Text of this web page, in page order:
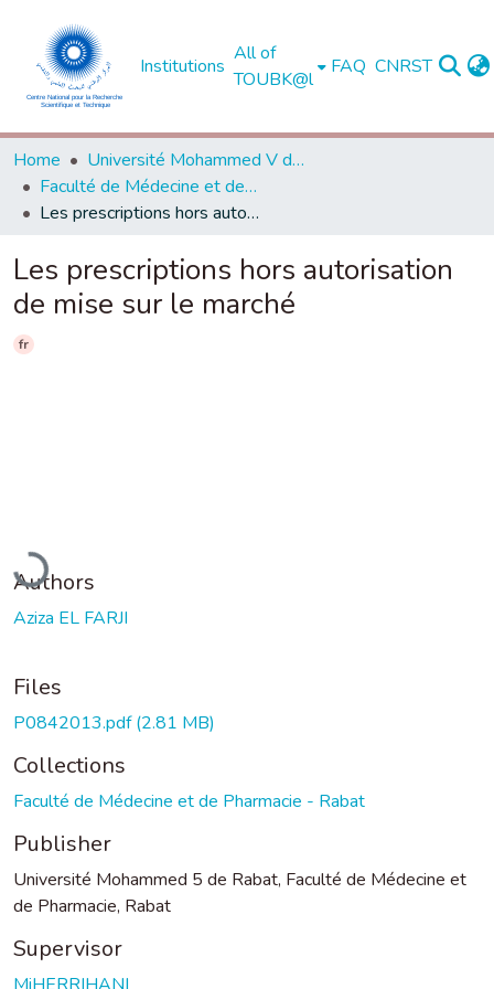
Institutions
All of
TOUBK@l
FAQ CNRST
Home
Université Mohammed V de Rabat
Faculté de Médecine et de Pharmacie - Rabat
Les prescriptions hors autorisation de mise sur le marché
Les prescriptions hors autorisation
de mise sur le marché
fr
Loading...
Authors
Aziza EL FARJI
Files
P0842013.pdf(2.81 MB)
Collections
Faculté de Médecine et de Pharmacie - Rabat
Publisher
Université Mohammed 5 de Rabat, Faculté de Médecine et
de Pharmacie, Rabat
Supervisor